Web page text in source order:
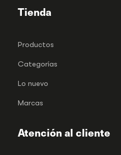
Tienda
Productos
Categorías
Lo nuevo
Marcas
Atención al cliente